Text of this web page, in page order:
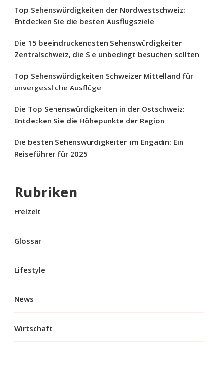
Top Sehenswürdigkeiten der Nordwestschweiz:
Entdecken Sie die besten Ausflugsziele
Die 15 beeindruckendsten Sehenswürdigkeiten
Zentralschweiz, die Sie unbedingt besuchen sollten
Top Sehenswürdigkeiten Schweizer Mittelland für
unvergessliche Ausflüge
Die Top Sehenswürdigkeiten in der Ostschweiz:
Entdecken Sie die Höhepunkte der Region
Die besten Sehenswürdigkeiten im Engadin: Ein
Reiseführer für 2025
Rubriken
Freizeit
Glossar
Lifestyle
News
Wirtschaft